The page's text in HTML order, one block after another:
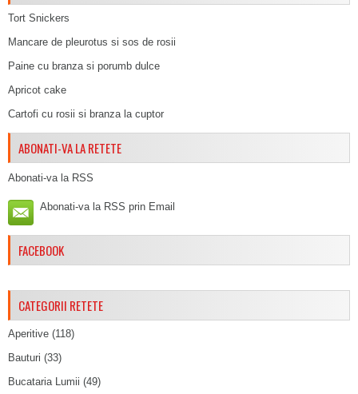
Tort Snickers
Mancare de pleurotus si sos de rosii
Paine cu branza si porumb dulce
Apricot cake
Cartofi cu rosii si branza la cuptor
ABONATI-VA LA RETETE
Abonati-va la RSS
Abonati-va la RSS prin Email
FACEBOOK
CATEGORII RETETE
Aperitive (118)
Bauturi (33)
Bucataria Lumii (49)